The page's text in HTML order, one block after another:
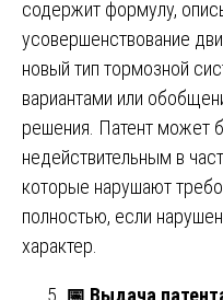
содержит формулу,
усовершенствование
новый тип тормозной
вариантами или
решения. Патент может
недействительным в
которые нарушают
полностью, если
характер.
📅 Выдача